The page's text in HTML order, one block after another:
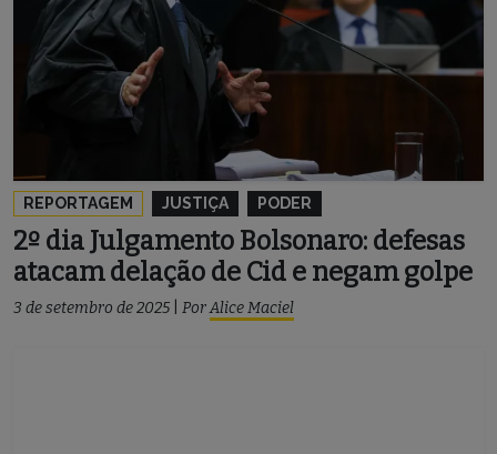
REPORTAGEM JUSTIÇA PODER
2º dia Julgamento Bolsonaro: defesas
atacam delação de Cid e negam golpe
3 de setembro de 2025 PorAlice Maciel